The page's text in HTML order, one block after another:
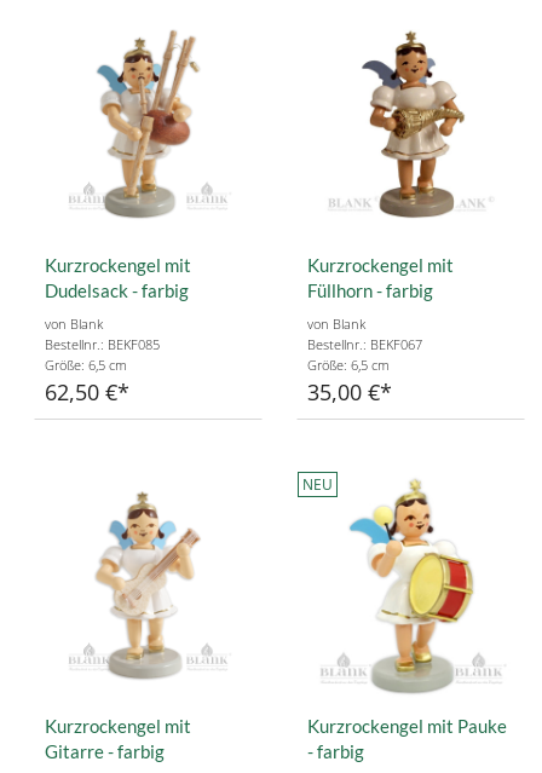
Kurzrockengel mit
Dudelsack - farbig
von Blank
Bestellnr.: BEKF085
Größe: 6,5 cm
62,50 €
Kurzrockengel mit
Füllhorn - farbig
von Blank
Bestellnr.: BEKF067
Größe: 6,5 cm
35,00 €
Kurzrockengel mit
Gitarre - farbig
NEU
Kurzrockengel mit Pauke
- farbig